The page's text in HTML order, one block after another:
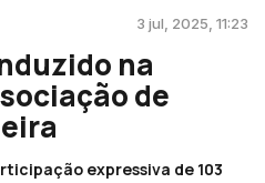
3 jul, 2025, 11:23
na
de
expressiva de 103